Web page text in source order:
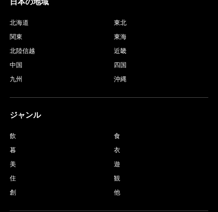
日本の地域
北海道
東北
関東
東海
北陸信越
近畿
中国
四国
九州
沖縄
ジャンル
飲
食
暮
衣
美
遊
住
観
創
他